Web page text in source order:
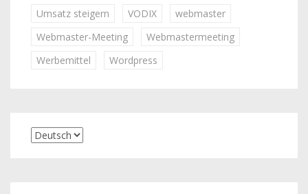
Umsatz steigern
VODIX
webmaster
Webmaster-Meeting
Webmastermeeting
Werbemittel
Wordpress